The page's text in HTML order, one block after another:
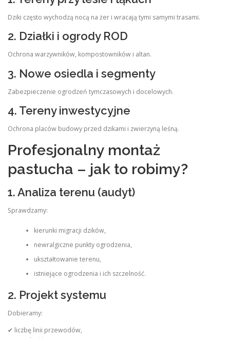
Dziki często wychodzą nocą na żer i wracają tymi samymi trasami.
2. Działki i ogrody ROD
Ochrona warzywników, kompostowników i altan.
3. Nowe osiedla i segmenty
Zabezpieczenie ogrodzeń tymczasowych i docelowych.
4. Tereny inwestycyjne
Ochrona placów budowy przed dzikami i zwierzyną leśną.
Profesjonalny montaż
pastucha – jak to robimy?
1. Analiza terenu (audyt)
Sprawdzamy:
kierunki migracji dzików,
newralgiczne punkty ogrodzenia,
ukształtowanie terenu,
istniejące ogrodzenia i ich szczelność.
2. Projekt systemu
Dobieramy:
✔ liczbę linii przewodów,